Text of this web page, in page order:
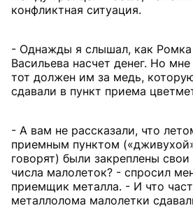
конфликтная ситуация.
- Однажды я слышал, как Ромка
Васильева насчет денег. Но
тот должен им за медь,
сдавали в пункт приема
- А вам не рассказали, что
приемным пунктом
говорят) были закреплены
числа малолеток? - спросил
приемщик металла. - И что
металлолома малолетки